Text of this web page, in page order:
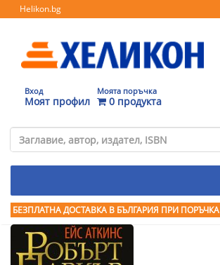
Helikon.bg
Вход
Моят профил
Моята поръчка
0 продукта
БЕЗПЛАТНА ДОСТАВКА В БЪЛГАРИЯ ПРИ ПОРЪЧКА